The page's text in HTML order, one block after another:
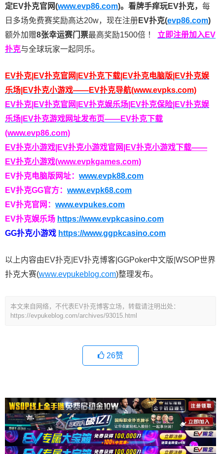
定EV扑克官网(www.evp86.com)。 看牌手痒玩EV扑克， 每
日多场免费赛奖励高达20w，现在注册 EV扑克(evp86.com)
额外加赠8张幸运赛门票最高奖励1500倍 ！ 立即注册加入EV
扑克与全球玩家一起同乐。
EV扑克|EV扑克官网|EV扑克下载|EV扑克电脑版|EV扑克娱
乐场|EV扑克小游戏——EV扑克导航(www.evpks.com)
EV扑克|EV扑克官网|EV扑克娱乐场|EV扑克保险|EV扑克娱
乐场|EV扑克游戏网址发布页——EV扑克下载
(www.evp86.com)
EV扑克小游戏|EV扑克小游戏官网|EV扑克小游戏下载——
EV扑克小游戏(www.evpkgames.com)
EV扑克电脑版网址： www.evpk88.com
EV扑克GG官方： www.evpk68.com
EV扑克官网： www.evpukes.com
EV扑克娱乐场 https://www.evpkcasino.com
GG扑克小游戏 https://www.ggpkcasino.com
以上内容由EV扑克|EV扑克博客|GGPoker中文版|WSOP世界
扑克大赛(www.evpukeblog.com)整理发布。
本文来自网络，不代表EV扑克博客立场，转载请注明出处：
https://evpukeblog.com/archives/93015.html
26赞